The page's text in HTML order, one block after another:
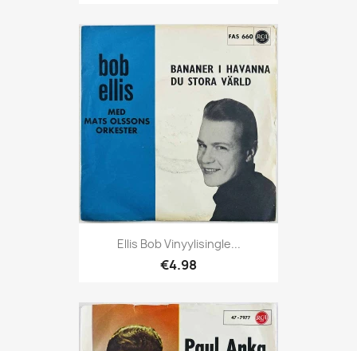
Ellis Bob Vinyylisingle...
€4.98